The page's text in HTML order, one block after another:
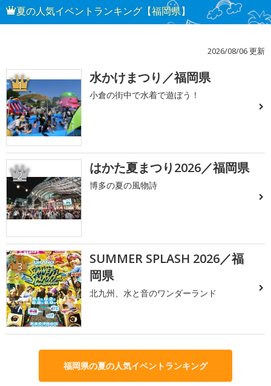
夏の人気イベントランキング【福岡県】
2026/08/06 更新
1 水かけまつり／福岡県
小倉の街中で水着で遊ぼう！
2 はかた夏まつり2026／福岡県
博多の夏の風物詩
3
SUMMER SPLASH 2026／福
岡県
北九州、水と音のワンダーランド
福岡県の夏の人気イベントランキング